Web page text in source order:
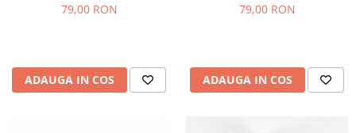
79,00 RON
ADAUGA IN COS
79,00 RON
ADAUGA IN COS